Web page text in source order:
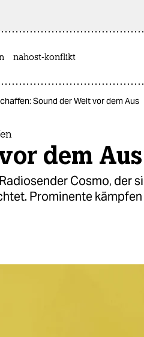
nahost-konflikt
Sound der Welt vor dem Aus
dem Aus
Cosmo, der
Prominente